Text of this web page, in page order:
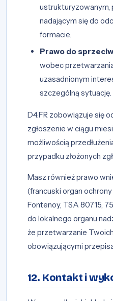
ustrukturyzowanym,
nadającym się do
formacie.
Prawo do
wobec
uzasadnionym
szczególną sytuację.
D4.FR zobowiązuje się
zgłoszenie w ciągu
możliwością
przypadku złożonych
Masz również prawo
(francuski organ
Fontenoy, TSA 80715,
do lokalnego organu
że przetwarzanie
obowiązującymi
12. Kontakt i